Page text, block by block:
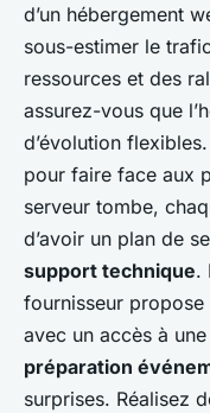
d’un hébergement
sous-estimer le
ressources et des
assurez-vous que
d’évolution
pour faire face aux
serveur tombe,
d’avoir un plan de
support technique.
fournisseur
avec un accès à
préparation
surprises. Réalisez